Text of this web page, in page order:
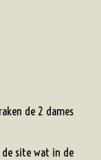
de 2 dames
de site wat in de